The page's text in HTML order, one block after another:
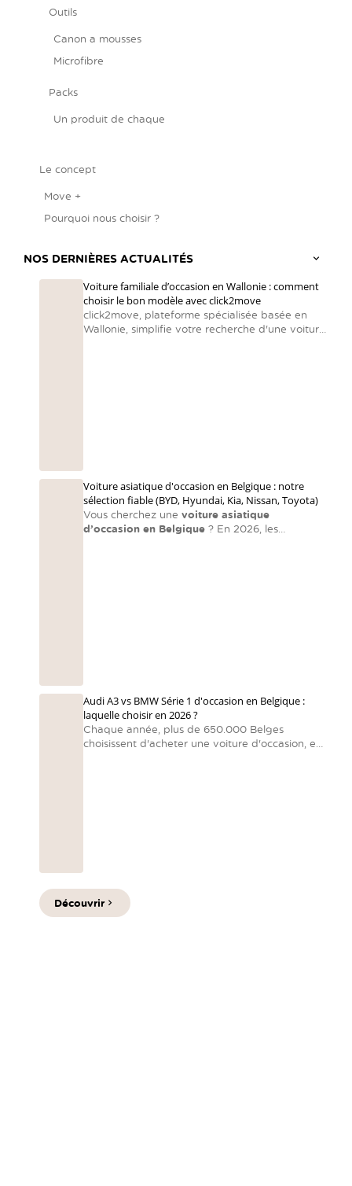
Outils
Canon a mousses
Microfibre
Packs
Un produit de chaque
Le concept
Move +
Pourquoi nous choisir ?
NOS DERNIÈRES ACTUALITÉS
Voiture familiale d’occasion en Wallonie : comment
choisir le bon modèle avec click2move
click2move, plateforme spécialisée basée en
Wallonie, simplifie votre recherche d'une voiture
Voiture asiatique d'occasion en Belgique : notre
sélection fiable (BYD, Hyundai, Kia, Nissan, Toyota)
Vous cherchez une voiture asiatique
d’occasion en Belgique ? En 2026, les
Audi A3 vs BMW Série 1 d'occasion en Belgique :
laquelle choisir en 2026 ?
Chaque année, plus de 650.000 Belges
choisissent d'acheter une voiture d'occasion, en
Découvrir